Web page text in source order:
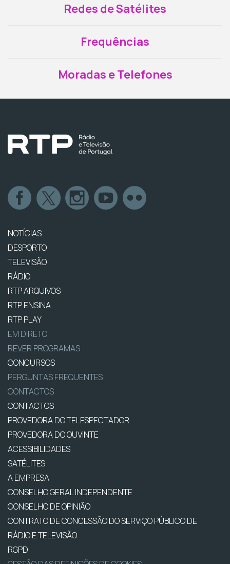
Redes de Satélites
Frequências
Moradas e Telefones
NOTÍCIAS
DESPORTO
TELEVISÃO
RÁDIO
RTP ARQUIVOS
RTP ENSINA
RTP PLAY
EM DIRETO
REVER PROGRAMAS
CONCURSOS
PERGUNTAS FREQUENTES
CONTACTOS
CONTACTOS
PROVEDORA DO TELESPECTADOR
PROVEDORA DO OUVINTE
ACESSIBILIDADES
SATÉLITES
A EMPRESA
CONSELHO GERAL INDEPENDENTE
CONSELHO DE OPINIÃO
CONTRATO DE CONCESSÃO DO SERVIÇO PÚBLICO DE
RÁDIO E TELEVISÃO
RGPD